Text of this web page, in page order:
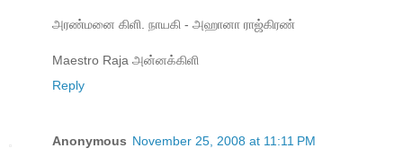
அரண்மனை கிளி. நாயகி - அஹானா ராஜ்கிரண்
Maestro Raja அன்னக்கிளி
Reply
Anonymous November 25, 2008 at 11:11 PM